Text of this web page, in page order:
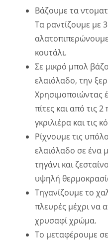
Βάζουμε τα
Τα ραντίζουμε με
κουτάλι.
Σε μικρό μπολ
ελαιόλαδο, την
Χρησιμοποιώντας
πίτες και από τις
γκριλιέρα και τις
Ρίχνουμε τις
ελαιόλαδο σε ένα
τηγάνι και
υψηλή
Τηγανίζουμε το
πλευρές μέχρι να
χρυσαφί χρώμα.
Το μεταφέρουμε